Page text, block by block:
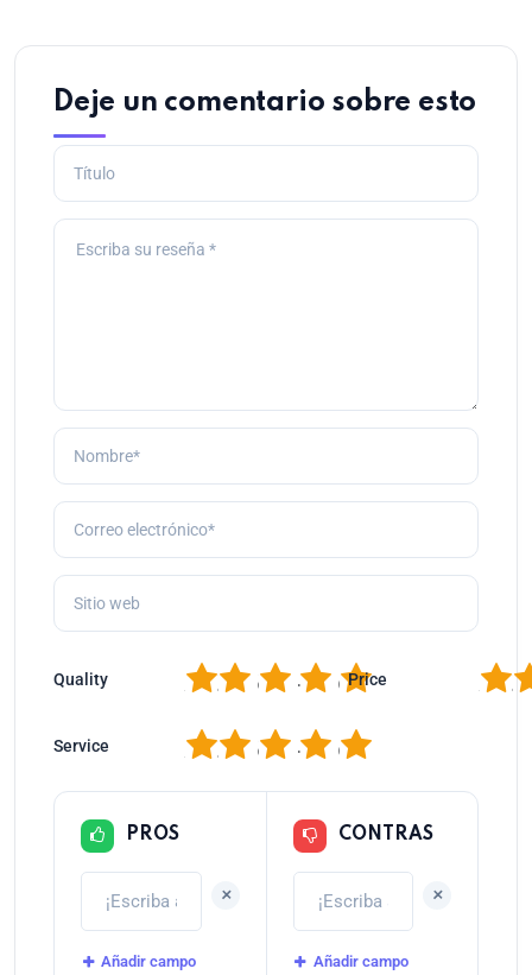
Deje un comentario sobre esto
Quality 5
4
3
2 Price 2
Service 5
4
3
2
PROS
+
Añadir campo
CONTRAS
+
Añadir campo